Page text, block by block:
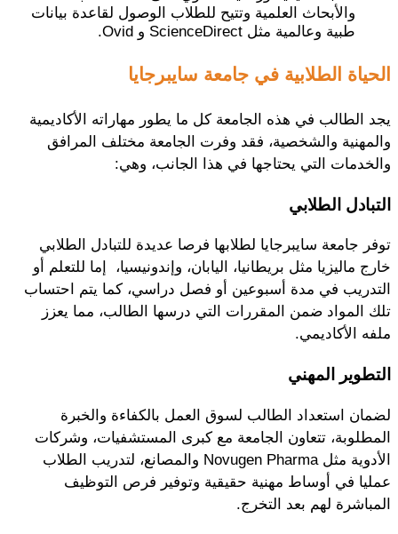
والأبحاث العلمية وتتيح للطلاب الوصول لقاعدة بيانات
طبية وعالمية مثل ScienceDirect و Ovid.
الحياة الطلابية في جامعة سايبرجايا
يجد الطالب في هذه الجامعة كل ما يطور مهاراته الأكاديمية
والمهنية والشخصية، فقد وفرت الجامعة مختلف المرافق
والخدمات التي يحتاجها في هذا الجانب، وهي:
التبادل الطلابي
توفر جامعة سايبرجايا لطلابها فرصا عديدة للتبادل الطلابي
خارج ماليزيا مثل بريطانيا، اليابان، وإندونيسيا، إما للتعلم أو
التدريب في مدة أسبوعين أو فصل دراسي، كما يتم احتساب
تلك المواد ضمن المقررات التي درسها الطالب، مما يعزز
ملفه الأكاديمي.
التطوير المهني
لضمان استعداد الطالب لسوق العمل بالكفاءة والخبرة
المطلوبة، تتعاون الجامعة مع كبرى المستشفيات، وشركات
الأدوية مثل Novugen Pharma والمصانع، لتدريب الطلاب
عمليا في أوساط مهنية حقيقية وتوفير فرص التوظيف
المباشرة لهم بعد التخرج.